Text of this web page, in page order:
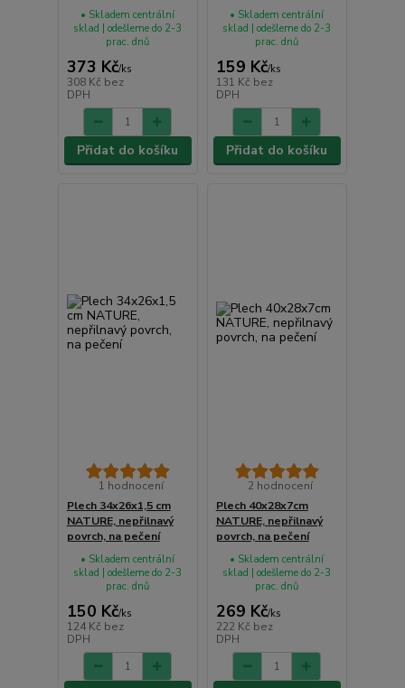
373 Kč/ks
308 Kč bez
DPH
• Skladem centrální
sklad | odešleme do 2-3
prac. dnů
Přidat do košíku
159 Kč/ks
131 Kč bez
DPH
• Skladem centrální
sklad | odešleme do 2-3
prac. dnů
Přidat do košíku
1 hodnocení
Plech 34x26x1,5 cm
NATURE, nepřilnavý
povrch, na pečení
150 Kč/ks
124 Kč bez
DPH
• Skladem centrální
sklad | odešleme do 2-3
prac. dnů
2 hodnocení
Plech 40x28x7cm
NATURE, nepřilnavý
povrch, na pečení
269 Kč/ks
222 Kč bez
DPH
• Skladem centrální
sklad | odešleme do 2-3
prac. dnů